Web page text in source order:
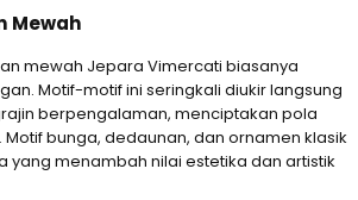
Mewah
mewah Jepara Vimercati biasanya
Motif-motif ini seringkali diukir langsung
berpengalaman, menciptakan pola
bunga, dedaunan, dan ornamen klasik
yang menambah nilai estetika dan artistik